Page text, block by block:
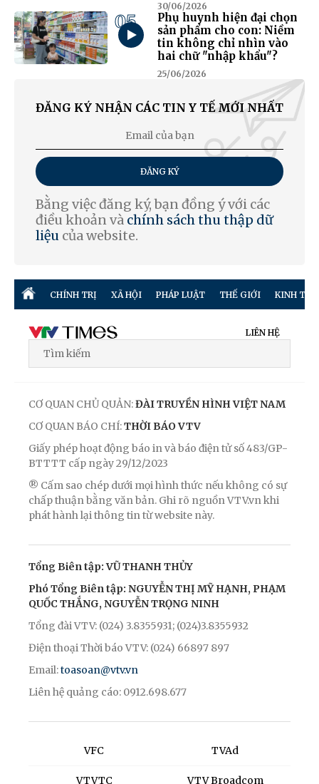
30/06/2026
05
Phụ huynh hiện đại chọn
sản phẩm cho con: Niềm
tin không chỉ nhìn vào
hai chữ "nhập khẩu"?
25/06/2026
ĐĂNG KÝ NHẬN CÁC TIN Y TẾ MỚI NHẤT
ĐĂNG KÝ
Bằng việc đăng ký, bạn đồng ý với các
điều khoản và chính sách thu thập dữ
liệu của website.
CHÍNH TRỊ XÃ HỘI PHÁP LUẬT THẾ GIỚI KINH TẾ
LIÊN HỆ
CƠ QUAN CHỦ QUẢN:ĐÀI TRUYỀN HÌNH VIỆT NAM
CƠ QUAN BÁO CHÍ:THỜI BÁO VTV
Giấy phép hoạt động báo in và báo điện tử số 483/GP-
BTTTT cấp ngày 29/12/2023
® Cấm sao chép dưới mọi hình thức nếu không có sự
chấp thuận bằng văn bản. Ghi rõ nguồn VTV.vn khi
phát hành lại thông tin từ website này.
Tổng Biên tập: VŨ THANH THỦY
Phó Tổng Biên tập: NGUYỄN THỊ MỸ HẠNH, PHẠM
QUỐC THẮNG, NGUYỄN TRỌNG NINH
Tổng đài VTV: (024) 3.8355931; (024)3.8355932
Điện thoại Thời báo VTV: (024) 66897 897
Email:toasoan@vtv.vn
Liên hệ quảng cáo: 0912.698.677
VFC
VTVTC
TVAd
VTV Broadcom